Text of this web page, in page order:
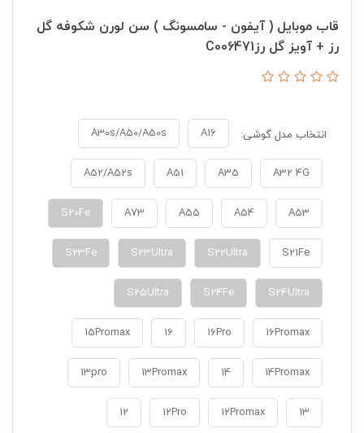
قاب موبایل ( آیفون - سامسونگ ) سن لورن شکوفه گل
رز + آویز گل رزC006471
انتخاب مدل گوشی: A16
A30s/A50/A50s
A32 4G
A35
A51
A52/A52s
A53
A54
A55
A73
S20Fe
S21Fe
S22Ultra
S23Ultra
S23Fe
S24Ultra
S24Fe
S25Ultra
16Promax
16Pro
16
15Promax
14Promax
14
13Promax
13pro
13
12Promax
12Pro
12